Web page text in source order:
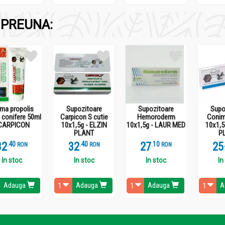
celor trei straturi ale pielii
cu probleme, transformându-l într-unul cu aspect normal,
de 2 ani de la data fabricației. Termenul este specificat atât
propolis
50ml
.4 RON
In stoc
Adauga
Supozitoare
Carpicon S cutie
10x1,5g - ELZIN
PLANT
32.4 RON
In stoc
Adauga
Supozitoare
Hemoroderm
10x1,5g - LAUR MED
27.1 RON
In stoc
Adauga
25.